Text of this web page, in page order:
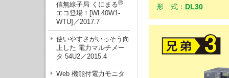
信無線子局 くにまる®
エコ登場！[WL40W1-
WTU]／2017.7
使いやすさがいっそう向
上した 電力マルチメー
タ 54U2／2015.4
Web 機能付電力モニタ
形 式： DL30